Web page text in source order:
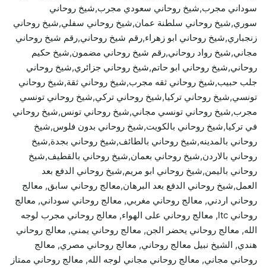
سوداني مجرب,شيخ روحاني سعودي مجرب,شيخ روحاني
سوري,شيخ روحاني سلطنة عمان,شيخ روحاني سفلي,شيخ روحاني
زنجباري,شيخ روحاني ابو زهراء,رقم شيخ روحاني,رقم شيخ روحاني
مجاني,شيخ رواد روحاني,رقم شيخ روحاني مضمون,شيخ حكيم
روحاني,شيخ روحاني ابو حاتم,شيخ روحاني جزائري,شيخ روحاني
جلب حبيب,شيخ روحاني ثقه مجرب,شيخ روحاني ثقة,شيخ روحاني
تونسي,شيخ روحاني تركيا,شيخ روحاني تركي,شيخ روحاني تونسي
مجرب,شيخ روحاني تونسي مجاني,شيخ روحاني تونس,شيخ روحاني
في تركيا,شيخ روحاني بالكويت,شيخ روحاني بدون فلوس,شيخ
روحاني بالمدينه,شيخ روحاني بالطائف,شيخ روحاني بجدة,شيخ
روحاني بالاردن,شيخ روحاني بعمان,شيخ روحاني بالقطيف,شيخ
روحاني باليمن,شيخ روحاني ابو مريم,شيخ روحاني الدفع بعد
العمل,شيخ روحاني الدفع بعد البرهان,معالج روحاني سابق, معالج
روحاني اردني, معالج روحاني مغربي, معالج روحاني سوداني, معالج
روحاني ltc, معالج روحاني على الهواء, معالج روحاني مجرب لوجه
الله, معالج روحاني يحضر الجن, معالج روحاني يمني, معالج روحاني
هندي, الشيخ نبيل معالج روحاني, معالج روحاني مصري, معالج
روحاني مجاني, معالج روحاني مجاني لوجه الله, معالج روحاني ممتاز